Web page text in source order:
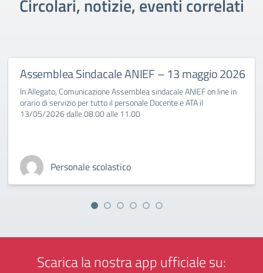
Circolari, notizie, eventi correlati
Assemblea Sindacale ANIEF – 13 maggio 2026
In Allegato, Comunicazione Assemblea sindacale ANIEF on line in
orario di servizio per tutto il personale Docente e ATA il
13/05/2026 dalle 08.00 alle 11.00
Personale scolastico
Scarica la nostra app ufficiale su: